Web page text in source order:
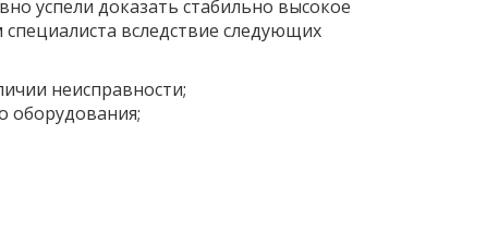
успели доказать стабильно высокое
вследствие следующих
неисправности;
оборудования;